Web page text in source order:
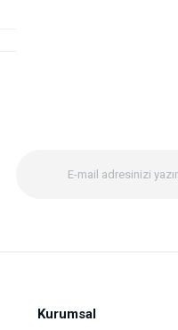
Kurumsal